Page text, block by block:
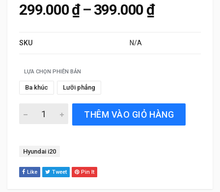
299.000₫ – 399.000 ₫Khoảng
SKU N/A
LỰA CHỌN PHIÊN BẢN
Ba khúc Lưỡi phẳng
Gạt Mưa Xe Hyundai i20 (2008 đến 2017) Silicone Chính
THÊM VÀO GIỎ HÀNG
Tag:
Hyundai i20
Like Tweet Pin It